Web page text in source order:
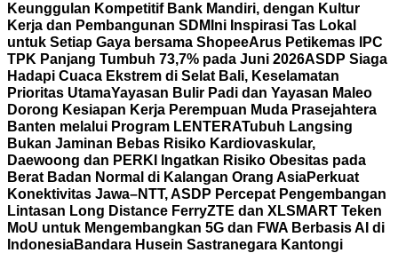
Keunggulan Kompetitif Bank Mandiri, dengan Kultur
Kerja dan Pembangunan SDM Ini Inspirasi Tas Lokal
untuk Setiap Gaya bersama ShopeeArus Petikemas IPC
TPK Panjang Tumbuh 73,7% pada Juni 2026ASDP Siaga
Hadapi Cuaca Ekstrem di Selat Bali, Keselamatan
Prioritas UtamaYayasan Bulir Padi dan Yayasan Maleo
Dorong Kesiapan Kerja Perempuan Muda Prasejahtera
Banten melalui Program LENTERATubuh Langsing
Bukan Jaminan Bebas Risiko Kardiovaskular,
Daewoong dan PERKI Ingatkan Risiko Obesitas pada
Berat Badan Normal di Kalangan Orang AsiaPerkuat
Konektivitas Jawa–NTT, ASDP Percepat Pengembangan
Lintasan Long Distance FerryZTE dan XLSMART Teken
MoU untuk Mengembangkan 5G dan FWA Berbasis AI di
IndonesiaBandara Husein Sastranegara Kantongi